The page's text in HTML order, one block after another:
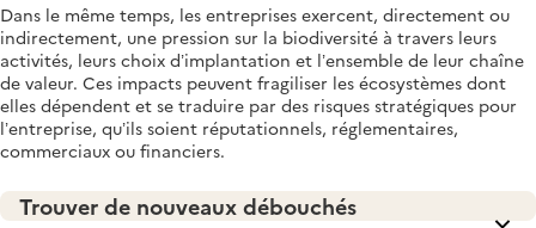
Dans le même temps, les entreprises exercent, directement ou
indirectement, une pression sur la biodiversité à travers leurs
activités, leurs choix d’implantation et l’ensemble de leur chaîne
de valeur. Ces impacts peuvent fragiliser les écosystèmes dont
elles dépendent et se traduire par des risques stratégiques pour
l’entreprise, qu’ils soient réputationnels, réglementaires,
commerciaux ou financiers.
Trouver de nouveaux débouchés